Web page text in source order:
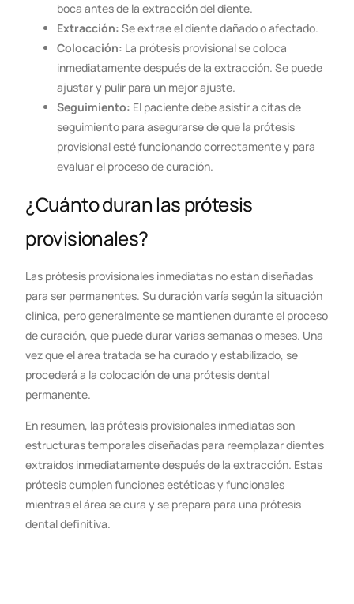
boca antes de la extracción del diente.
Extracción: Se extrae el diente dañado o afectado.
Colocación: La prótesis provisional se coloca
inmediatamente después de la extracción. Se puede
ajustar y pulir para un mejor ajuste.
Seguimiento: El paciente debe asistir a citas de
seguimiento para asegurarse de que la prótesis
provisional esté funcionando correctamente y para
evaluar el proceso de curación.
¿Cuánto duran las prótesis
provisionales?
Las prótesis provisionales inmediatas no están diseñadas
para ser permanentes. Su duración varía según la situación
clínica, pero generalmente se mantienen durante el proceso
de curación, que puede durar varias semanas o meses. Una
vez que el área tratada se ha curado y estabilizado, se
procederá a la colocación de una prótesis dental
permanente.
En resumen, las prótesis provisionales inmediatas son
estructuras temporales diseñadas para reemplazar dientes
extraídos inmediatamente después de la extracción. Estas
prótesis cumplen funciones estéticas y funcionales
mientras el área se cura y se prepara para una prótesis
dental definitiva.